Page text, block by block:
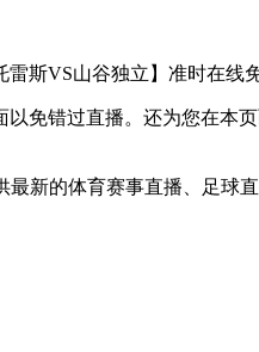
斯VS山谷独立】准时在线
免错过直播。还为您在本
新的体育赛事直播、足球直